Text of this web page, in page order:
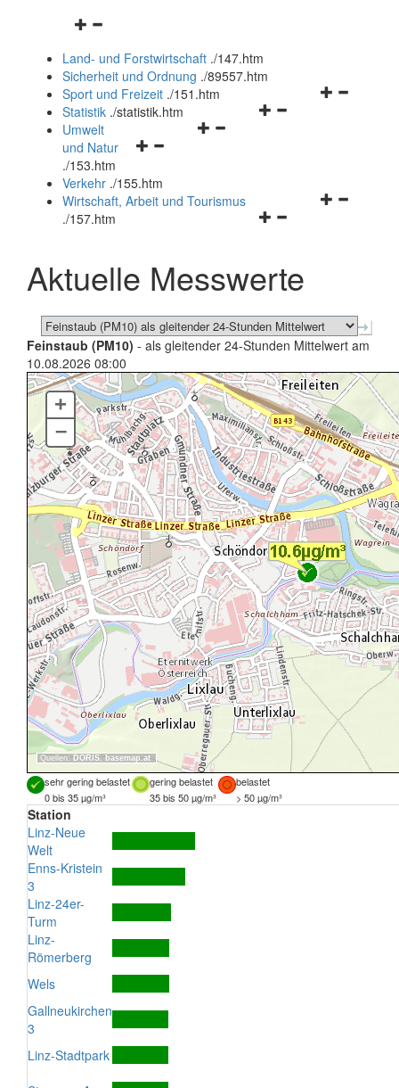
Navigationsmenü
und
schließen
Land- und Forstwirtschaft ./147.htm
Sicherheit und Ordnung ./89557.htm
Navigationsmenü
Sport und Freizeit ./151.htm
Navigationsmenü
Statistik ./statistik.htm
Navigationsmenü
und
schließen
Umwelt
und Natur
./153.htm
Verkehr ./155.htm
Navigationsmenü
schließen
Wirtschaft, Arbeit und Tourismus
./157.htm
Aktuelle Messwerte
Feinstaub (PM10) - als gleitender 24-Stunden Mittelwert am
10.08.2026 08:00
Quellen: DORIS, basemap.at
+
–
sehr gering belastet gering belastet
belastet
0 bis 35 µg/m³
35 bis 50 µg/m³ > 50 µg/m³
Station
Linz-Neue
Welt
Enns-Kristein
3
Linz-24er-
Turm
Linz-
Römerberg
Wels
Gallneukirchen
3
Linz-Stadtpark